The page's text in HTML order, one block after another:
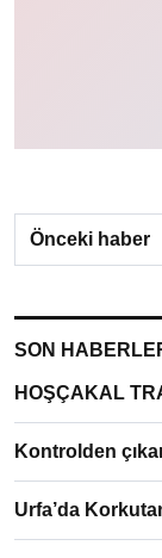
Önceki haber
SON
HOŞÇAKAL
Kontrolden
Urfa’da